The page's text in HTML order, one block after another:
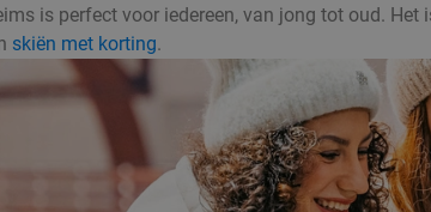
is perfect voor iedereen, van jong tot oud.
skiën met korting.